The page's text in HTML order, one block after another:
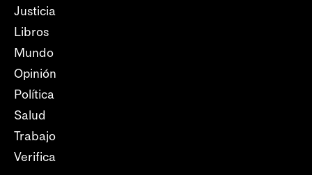
Justicia
Libros
Mundo
Opinión
Política
Salud
Trabajo
Verifica